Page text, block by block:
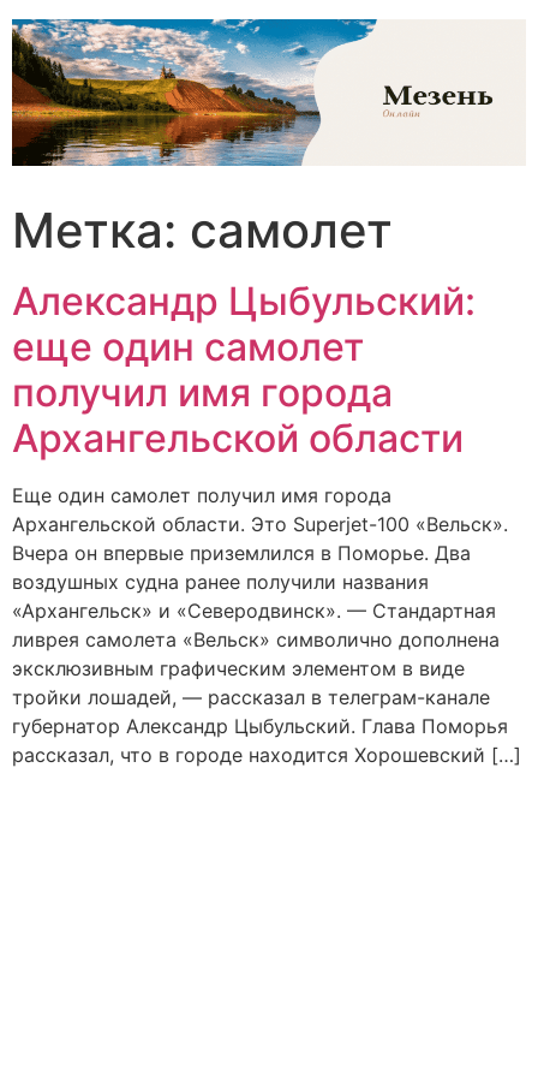
Перейти
содержимому
Метка: самолет
Александр Цыбульский:
еще один самолет
получил имя города
Архангельской области
Еще один самолет получил имя города
Архангельской области. Это Superjet-100 «Вельск».
Вчера он впервые приземлился в Поморье. Два
воздушных судна ранее получили названия
«Архангельск» и «Северодвинск». — Стандартная
ливрея самолета «Вельск» символично дополнена
эксклюзивным графическим элементом в виде
тройки лошадей, — рассказал в телеграм-канале
губернатор Александр Цыбульский. Глава Поморья
рассказал, что в городе находится Хорошевский […]